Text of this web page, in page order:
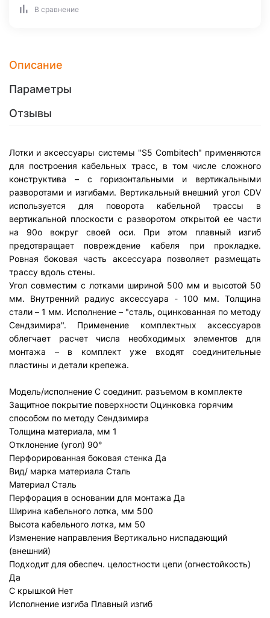
В сравнение
Описание
Параметры
Отзывы
Лотки и аксессуары системы "S5 Combitech" применяются
для построения кабельных трасс, в том числе сложного
конструктива – с горизонтальными и вертикальными
разворотами и изгибами. Вертикальный внешний угол CDV
используется для поворота кабельной трассы в
вертикальной плоскости с разворотом открытой ее части
на 90о вокруг своей оси. При этом плавный изгиб
предотвращает повреждение кабеля при прокладке.
Ровная боковая часть аксессуара позволяет размещать
трассу вдоль стены.
Угол совместим с лотками шириной 500 мм и высотой 50
мм. Внутренний радиус аксессуара - 100 мм. Толщина
стали – 1 мм. Исполнение – "сталь, оцинкованная по методу
Сендзимира". Применение комплектных аксессуаров
облегчает расчет числа необходимых элементов для
монтажа – в комплект уже входят соединительные
пластины и детали крепежа.
Модель/исполнение С соединит. разъемом в комплекте
Защитное покрытие поверхности Оцинковка горячим
способом по методу Сендзимира
Толщина материала, мм 1
Отклонение (угол) 90°
Перфорированная боковая стенка Да
Вид/ марка материала Сталь
Материал Сталь
Перфорация в основании для монтажа Да
Ширина кабельного лотка, мм 500
Высота кабельного лотка, мм 50
Изменение направления Вертикально ниспадающий
(внешний)
Подходит для обеспеч. целостности цепи (огнестойкость)
Да
С крышкой Нет
Исполнение изгиба Плавный изгиб